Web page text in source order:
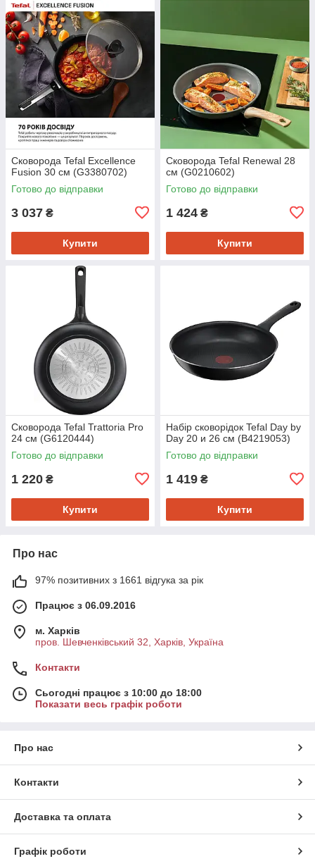
Сковорода Tefal Excellence
Fusion 30 см (G3380702)
Готово до відправки
3 037 ₴
Купити
Сковорода Tefal Renewal 28
см (G0210602)
Готово до відправки
1 424 ₴
Купити
Сковорода Tefal Trattoria Pro
24 см (G6120444)
Готово до відправки
1 220 ₴
Купити
Набір сковорідок Tefal Day by
Day 20 и 26 см (B4219053)
Готово до відправки
1 419 ₴
Купити
Про нас
97% позитивних з 1661 відгука за рік
Працює з 06.09.2016
м. Харків
пров. Шевченківський 32, Харків, Україна
Контакти
Сьогодні працює з 10:00 до 18:00
Показати весь графік роботи
Про нас
Контакти
Доставка та оплата
Графік роботи